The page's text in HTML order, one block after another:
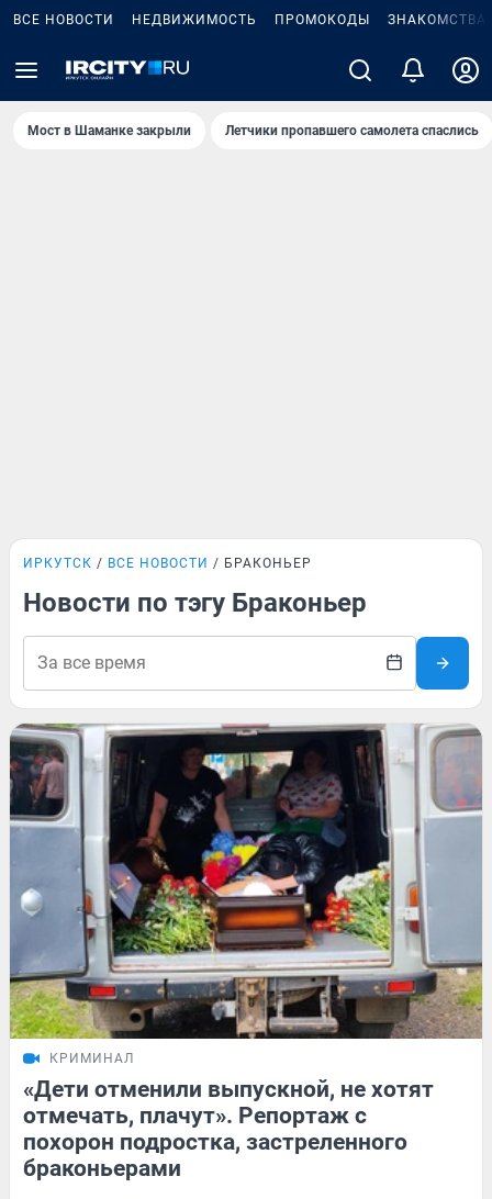
ВСЕ НОВОСТИ НЕДВИЖИМОСТЬ ПРОМОКОДЫ ЗНАКОМСТВА
Мост в Шаманке закрыли Летчики пропавшего самолета спаслись
ИРКУТСК ВСЕ НОВОСТИ БРАКОНЬЕР
Новости по тэгу Браконьер
КРИМИНАЛ
«Дети отменили выпускной, не хотят
отмечать, плачут». Репортаж с
похорон подростка, застреленного
браконьерами